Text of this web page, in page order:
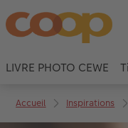
LIVRE PHOTO CEWE
Accueil Inspirations